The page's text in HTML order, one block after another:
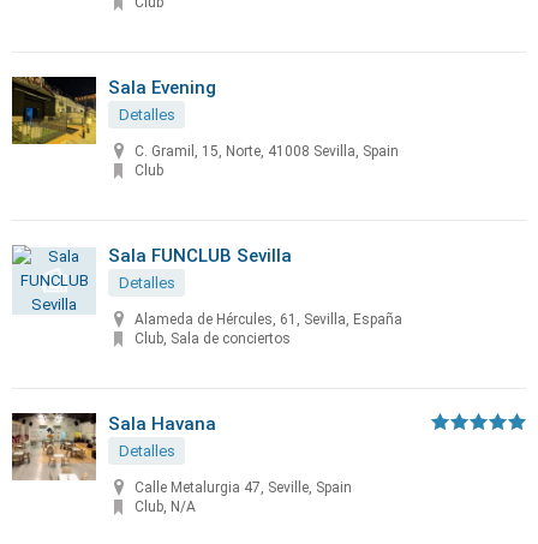
Sala Evening
Detalles
C. Gramil, 15, Norte, 41008 Sevilla, Spain
Club
Sala FUNCLUB Sevilla
Detalles
Alameda de Hércules, 61, Sevilla, España
Club, Sala de conciertos
Sala Havana
Detalles
Calle Metalurgia 47, Seville, Spain
Club, N/A